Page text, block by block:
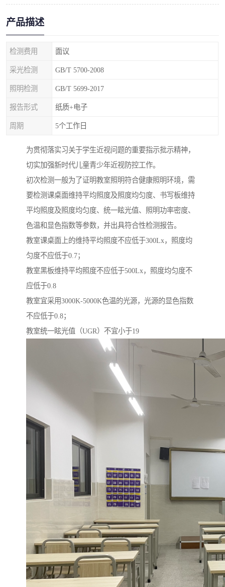
产品描述
检测费用 面议
采光检测 GB/T 5700-2008
照明检测 GB/T 5699-2017
报告形式 纸质+电子
周期 5个工作日
为贯彻落实习关于学生近视问题的重要指示批示精神，
切实加强新时代儿童青少年近视防控工作。
初次检测一般为了证明教室照明符合健康照明环境，需
要检测课桌面维持平均照度及照度均匀度、书写板维持
平均照度及照度均匀度、统一眩光值、照明功率密度、
色温和显色指数等参数，并出具符合性检测报告。
教室课桌面上的维持平均照度不应低于300Lx，照度均
匀度不应低于0.7；
教室黑板维持平均照度不应低于500Lx，照度均匀度不
应低于0.8
教室宜采用3000K-5000K色温的光源，光源的显色指数
不应低于0.8；
教室统一眩光值（UGR）不宜小于19